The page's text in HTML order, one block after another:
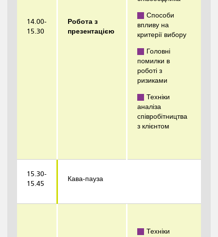
14.00-
15.30
Робота з
презентацією
Способи
впливу на
критерії вибору
Головні
помилки в
роботі з
ризиками
Техніки
аналіза
співробітництва
з клієнтом
15.30-
15.45
Кава-пауза
Техніки